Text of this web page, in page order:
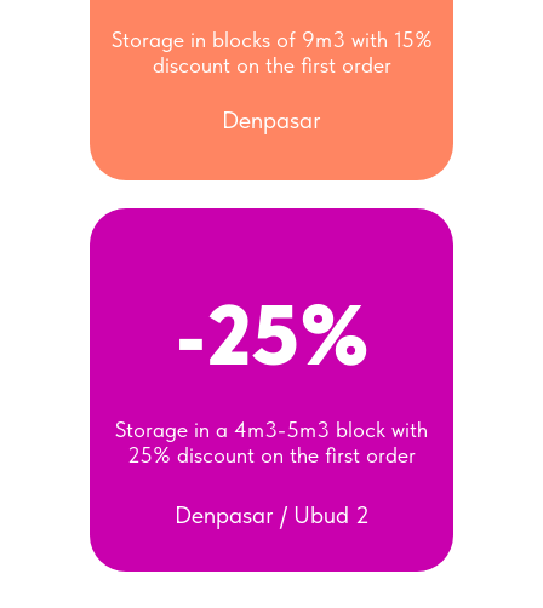
Storage in a 4m3-5m3 block with
25% discount on the first order
-25%
Denpasar / Ubud 2
Storage in blocks of 9m3 with 15%
discount on the first order
Denpasar